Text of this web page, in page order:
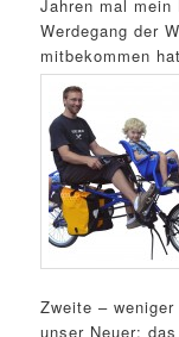
Jahren mal mein
Werdegang der
mitbekommen
Zweite –
unser Neuer: